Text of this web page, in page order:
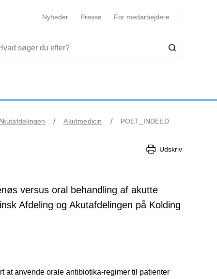
Nyheder Presse For medarbejdere
Akutmedicin POET_INDEED
Udskriv
versus oral behandling af akutte
Afdeling og Akutafdelingen på Kolding
at anvende orale antibiotika-regimer til patienter